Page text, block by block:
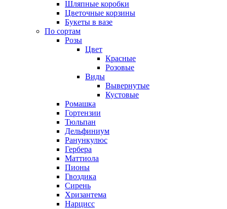
Шляпные коробки
Цветочные корзины
Букеты в вазе
По сортам
Розы
Цвет
Красные
Розовые
Виды
Вывернутые
Кустовые
Ромашка
Гортензии
Тюльпан
Дельфиниум
Ранункулюс
Гербера
Маттиола
Пионы
Гвоздика
Сирень
Хризантема
Нарцисс